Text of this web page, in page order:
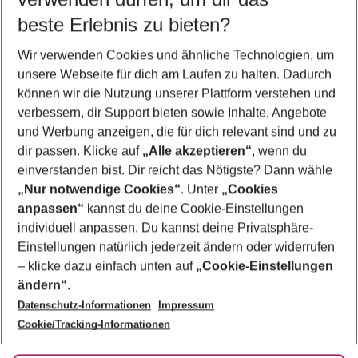
5-8 Nächte
2 Erwachsene Keine Kinder
Mehr Filter anzeigen
Footer
Footer navigation
Über uns
AGB
Bestpreisgarantie
Cookie-Einstellungen ändern
Cookie-Richtlinie
Agenturbetreuung
Barrierefreies Reisen
Folge uns
beste Erlebnis zu bieten?
Wir verwenden Cookies und ähnliche Technologien, um
unsere Webseite für dich am Laufen zu halten. Dadurch
können wir die Nutzung unserer Plattform verstehen und
verbessern, dir Support bieten sowie Inhalte, Angebote
und Werbung anzeigen, die für dich relevant sind und zu
dir passen. Klicke auf „Alle akzeptieren“, wenn du
einverstanden bist. Dir reicht das Nötigste? Dann wähle
„Nur notwendige Cookies“. Unter „Cookies
anpassen“ kannst du deine Cookie-Einstellungen
individuell anpassen. Du kannst deine Privatsphäre-
Einstellungen natürlich jederzeit ändern oder widerrufen
– klicke dazu einfach unten auf „Cookie-Einstellungen
ändern“.
Datenschutz-Informationen
Impressum
Cookie/Tracking-Informationen